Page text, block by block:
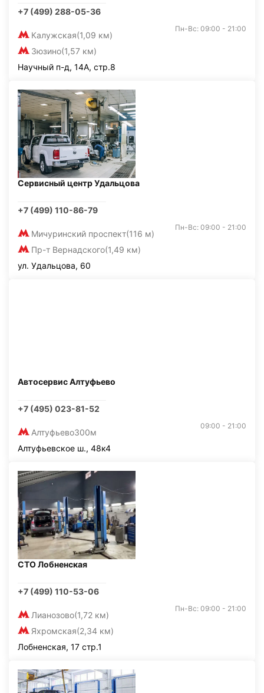
+7 (499) 288-05-36
Калужская(1,09 км)
Зюзино(1,57 км)
Пн-Вс: 09:00 - 21:00
Научный п-д, 14А, стр.8
Сервисный центр Удальцова
+7 (499) 110-86-79
Мичуринский проспект(116 м)
Пр-т Вернадского(1,49 км)
Пн-Вс: 09:00 - 21:00
ул. Удальцова, 60
Автосервис Алтуфьево
+7 (495) 023-81-52
Алтуфьево300м
09:00 - 21:00
Алтуфьевское ш., 48к4
СТО Лобненская
+7 (499) 110-53-06
Лианозово(1,72 км)
Яхромская(2,34 км)
Пн-Вс: 09:00 - 21:00
Лобненская, 17 стр.1